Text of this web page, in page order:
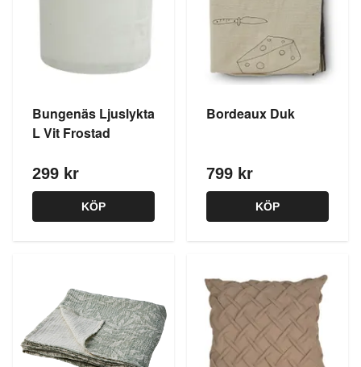
Bungenäs Ljuslykta
L Vit Frostad
299 kr
KÖP
Bordeaux Duk
799 kr
KÖP